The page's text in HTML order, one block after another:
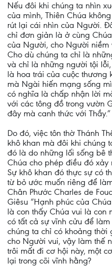
Nếu đôi khi chúng ta nhìn
của mình, Thiên Chúa
rút lại cái nhìn của Người.
chỉ đơn giản là ở cùng
của Người, cho Người niềm
Cho dù chúng ta chỉ là
và chỉ là những người tội
là hoa trái của cuộc thương
mà Ngài hiến mạng sống
có nghĩa là chấp nhận lời
với các tông đồ trong vườn
đây mà canh thức với
Do đó, việc tôn thờ Thánh
khô khan mà đôi khi chúng
đó là do những lối sống bê
Chúa cho phép điều đó xảy
Sự khô khan đó thực sự có
từ bỏ ước muốn riêng để
Chân Phước Charles de
Giêsu “Hạnh phúc của
là con thấy Chúa vui là con
có tất cả sự vĩnh cửu để
chúng ta chỉ có khoảng
cho Người vui, vậy làm thế
trôi mất đi cơ hội này, một
lại trong cõi vĩnh hằng?